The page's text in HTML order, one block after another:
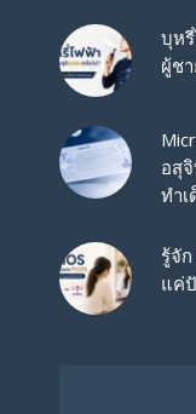
บุห
ผู้ช
อสุ
ทำ
รู้จั
แค่